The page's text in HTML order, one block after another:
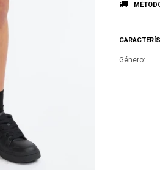
Género